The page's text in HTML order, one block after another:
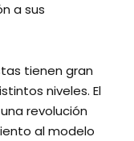
a sus
tienen gran
niveles. El
revolución
al modelo